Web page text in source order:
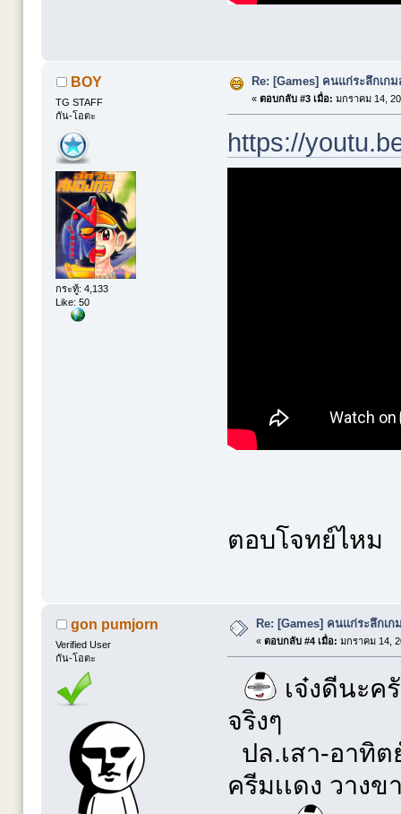
BOY
TG STAFF
กัน-โอตะ
กระทู้: 4,133
Like: 50
Re: [Games] คนแก่ระลึกเกม
« ตอบกลับ #3 เมื่อ: มกราคม 14,
https://
ตอบโจทย์ไหม
gon pumjorn
Verified User
กัน-โอตะ
Re: [Games] คนแก่ระลึกเก
« ตอบกลับ #4 เมื่อ: มกราคม 14,
เจ๋งดีนะค
จริงๆ
ปล.เสา-อาทิ
ครีมเเดง วาง